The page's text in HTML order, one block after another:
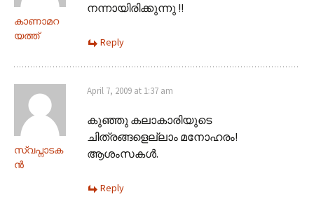
കാണാമറ
യത്ത്
നന്നായിരിക്കുന്നു !!
Reply
സ്വപ്നാടക
ന്‍
April 7, 2009 at 1:37 am
കുഞ്ഞു കലാകാരിയുടെ
ചിത്രങ്ങളെല്ലാം മനോഹരം!
ആശംസകള്‍.
Reply